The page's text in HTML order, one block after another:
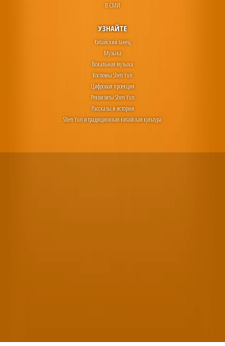
В СМИ
УЗНАЙТЕ
Китайский танец
Музыка
Вокальная музыка
Костюмы Shen Yun
Цифровая проекция
Реквизиты Shen Yun
Рассказы и истории
Shen Yun и традиционная китайская культура